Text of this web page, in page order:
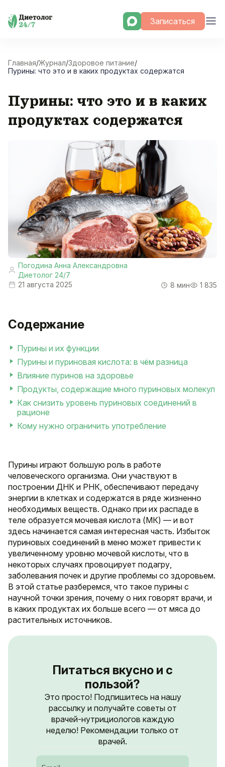
Skip
Записаться
Главная/Журнал/Здоровое питание/
Пурины: что это и в каких продуктах содержатся
Пурины: что это и в каких
продуктах содержатся
Погодина Анна Александровна
Диетолог 24/7
21 августа 2025
8 мин 1 835
Содержание
Пурины и их функции
Пурины и пуриновая кислота: в чём разница
Влияние пуринов на здоровье
Продукты, содержащие много пуриновых молекул
Как снизить уровень пуриновых соединений в
рационе
Кому нужно ограничить употребление
Пурины играют большую роль в работе
человеческого организма. Они участвуют в
построении ДНК и РНК, обеспечивают передачу
энергии в клетках и содержатся в ряде жизненно
необходимых веществ. Однако при их распаде в
теле образуется мочевая кислота (МК) — и вот
здесь начинается самая интересная часть. Избыток
пуриновых соединений в меню может привести к
увеличенному уровню мочевой кислоты, что в
некоторых случаях провоцирует подагру,
заболевания почек и другие проблемы со здоровьем.
В этой статье разберемся, что такое пурины с
научной точки зрения, почему о них говорят врачи, и
в каких продуктах их больше всего — от мяса до
растительных источников.
Питаться вкусно и с
пользой?
Это просто! Подпишитесь на нашу
рассылку и получайте советы от
врачей-нутрициологов каждую
неделю! Рекомендации только от
врачей.